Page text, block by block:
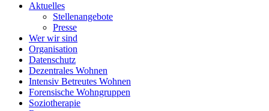
Aktuelles
Stellenangebote
Presse
Wer wir sind
Organisation
Datenschutz
Dezentrales Wohnen
Intensiv Betreutes Wohnen
Forensische Wohngruppen
Soziotherapie